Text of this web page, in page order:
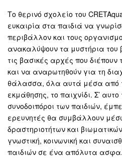
Το θερινό σχολείο του
ευκαιρία στα παιδιά να
περιβάλλον και τους
ανακαλύψουν τα μυστήρια του
τις βασικές αρχές που
και να αναρωτηθούν για τη
θάλασσα, όλα αυτά μέσα από
εκμάθησης, το παιχνίδι. Σ’
συνοδοιπόροι των παιδιών,
ερευνητές θα συμβάλλουν
δραστηριοτήτων και
γνωστική, κοινωνική και
παιδιών σε ένα απόλυτα